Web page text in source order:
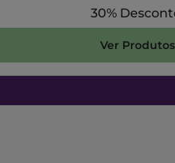
30%
Ver Produtos